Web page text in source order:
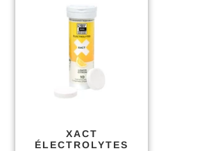
XACT
ÉLECTROLYTES